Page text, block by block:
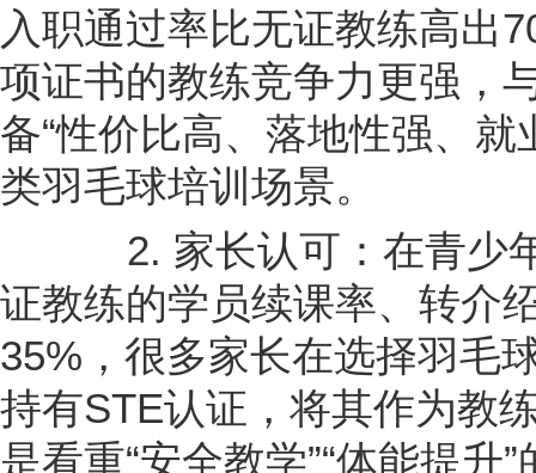
入职通过率比无证教练高出
项证书的教练竞争力更强，
备“性价比高、落地性强、
类羽毛球培训场景。
2. 家长认可：在青少
证教练的学员续课率、转介
35%，很多家长在选择羽毛
持有STE认证，将其作为教
是看重“安全教学”“体能提升